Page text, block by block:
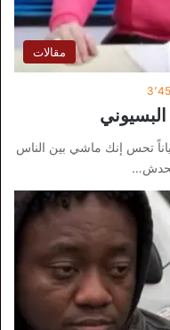
مقالات
تحس إنك ماشي بين الناس